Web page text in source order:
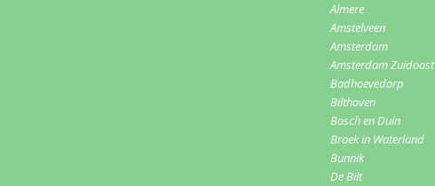
Almere
Amstelveen
Amsterdam
Amsterdam Zuidoost
Badhoevedorp
Bilthoven
Bosch en Duin
Broek in Waterland
Bunnik
De Bilt